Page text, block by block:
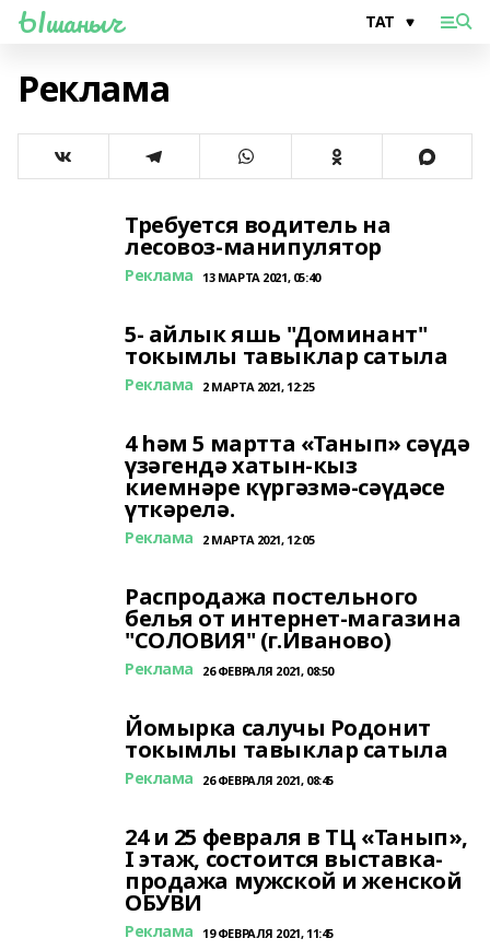
Ышаныч
Реклама
Требуется водитель на
лесовоз-манипулятор
Реклама 13 МАРТА 2021, 05:40
5- айлык яшь "Доминант"
токымлы тавыклар сатыла
Реклама 2 МАРТА 2021, 12:25
4 һәм 5 мартта «Танып» сәүдә
үзәгендә хатын-кыз
киемнәре күргәзмә-сәүдәсе
үткәрелә.
Реклама 2 МАРТА 2021, 12:05
Распродажа постельного
белья от интернет-магазина
"СОЛОВИЯ" (г.Иваново)
Реклама 26 ФЕВРАЛЯ 2021, 08:50
Йомырка салучы Родонит
токымлы тавыклар сатыла
Реклама 26 ФЕВРАЛЯ 2021, 08:45
24 и 25 февраля в ТЦ «Танып»,
I этаж, состоится выставка-
продажа мужской и женской
ОБУВИ
Реклама 19 ФЕВРАЛЯ 2021, 11:45